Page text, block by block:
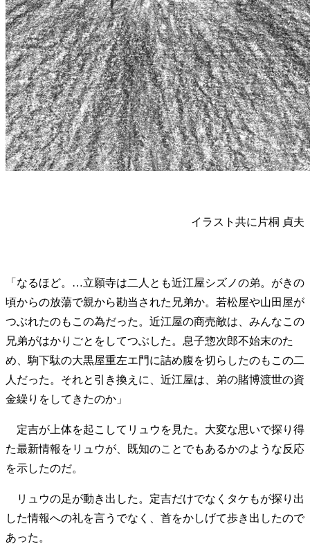
イラスト共に片桐 貞夫
「なるほど。…立願寺は二人とも近江屋シズノの弟。がきの
頃からの放蕩で親から勘当された兄弟か。若松屋や山田屋が
つぶれたのもこの為だった。近江屋の商売敵は、みんなこの
兄弟がはかりごとをしてつぶした。息子惣次郎不始末のた
め、駒下駄の大黒屋重左エ門に詰め腹を切らしたのもこの二
人だった。それと引き換えに、近江屋は、弟の賭博渡世の資
金繰りをしてきたのか」
定吉が上体を起こしてリュウを見た。大変な思いで探り得
た最新情報をリュウが、既知のことでもあるかのような反応
を示したのだ。
リュウの足が動き出した。定吉だけでなくタケもが探り出
した情報への礼を言うでなく、首をかしげて歩き出したので
あった。